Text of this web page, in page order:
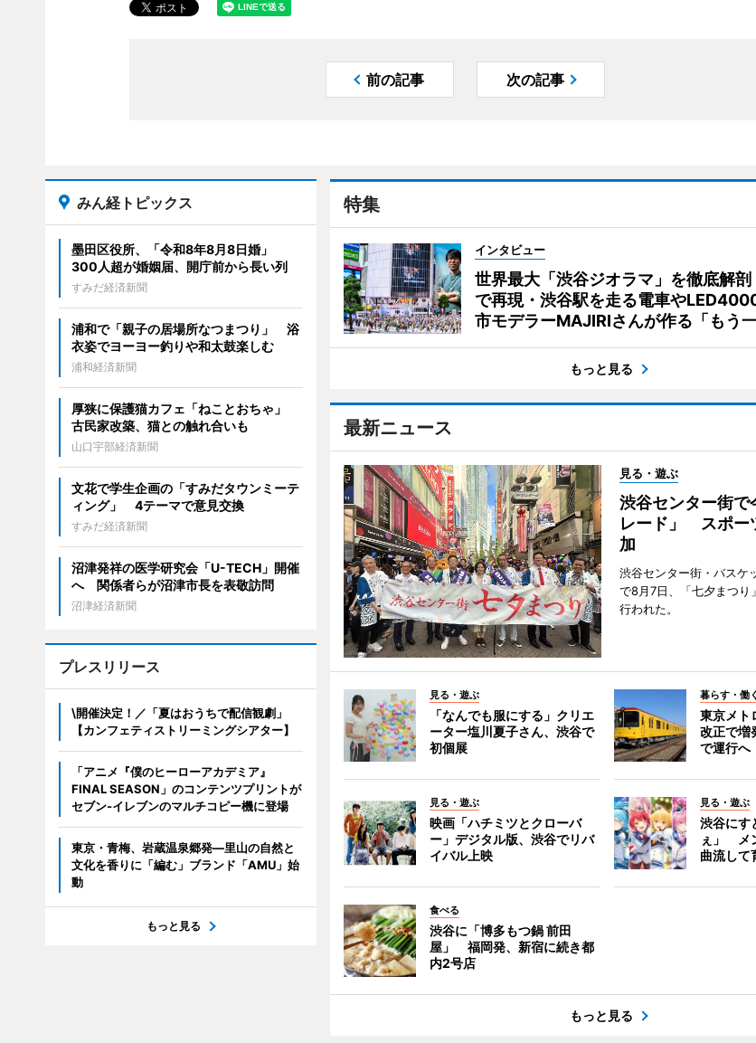
前の記事 次の記事
特集
インタビュー
世界最大「渋谷ジオラマ」を徹底解
で再現・渋谷駅を走る電車や
市モデラーMAJIRIさんが作る「もう一
もっと見る
最新ニュース
見る・遊ぶ
渋谷センター街で
レード」 スポー
加
渋谷センター街・バスケ
で8月7日、「七夕まつり
行われた。
見る・遊ぶ
「なんでも服にする」クリエ
ーター塩川夏子さん、渋谷で
初個展
暮らす・働く
東京メト
改正で
で運行へ
見る・遊ぶ
映画「ハチミツとクローバ
ー」デジタル版、渋谷でリバ
イバル上映
見る・遊ぶ
渋谷にす
ぇ」 メ
曲流して
食べる
渋谷に「博多もつ鍋 前田
屋」 福岡発、新宿に続き都
内2号店
もっと見る
みん経トピックス
墨田区役所、「令和8年8月8日婚」
300人超が婚姻届、開庁前から長い列
すみだ経済新聞
浦和で「親子の居場所なつまつり」 浴
衣姿でヨーヨー釣りや和太鼓楽しむ
浦和経済新聞
厚狭に保護猫カフェ「ねことおちゃ」
古民家改築、猫との触れ合いも
山口宇部経済新聞
文花で学生企画の「すみだタウンミーテ
ィング」 4テーマで意見交換
すみだ経済新聞
沼津発祥の医学研究会「U-TECH」開催
へ 関係者らが沼津市長を表敬訪問
沼津経済新聞
プレスリリース
\開催決定！／「夏はおうちで配信観劇」
【カンフェティストリーミングシアター】
「アニメ『僕のヒーローアカデミア』
FINAL SEASON」のコンテンツプリントが
セブン‐イレブンのマルチコピー機に登場
東京・青梅、岩蔵温泉郷発―里山の自然と
文化を香りに「編む」ブランド「AMU」始
動
もっと見る